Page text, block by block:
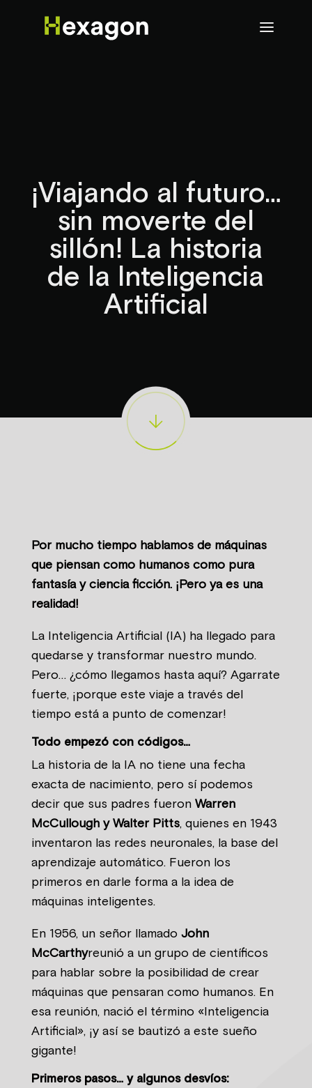
¡Viajando al futuro…
sin moverte del
sillón! La historia
de la Inteligencia
Artificial
Por mucho tiempo hablamos de máquinas
que piensan como humanos como pura
fantasía y ciencia ficción. ¡Pero ya es una
realidad!
La Inteligencia Artificial (IA) ha llegado para
quedarse y transformar nuestro mundo.
Pero… ¿cómo llegamos hasta aquí? Agarrate
fuerte, ¡porque este viaje a través del
tiempo está a punto de comenzar!
Todo empezó con códigos…
La historia de la IA no tiene una fecha
exacta de nacimiento, pero sí podemos
decir que sus padres fueron Warren
McCullough y Walter Pitts, quienes en 1943
inventaron las redes neuronales, la base del
aprendizaje automático. Fueron los
primeros en darle forma a la idea de
máquinas inteligentes.
En 1956, un señor llamado John
McCarthyreunió a un grupo de científicos
para hablar sobre la posibilidad de crear
máquinas que pensaran como humanos. En
esa reunión, nació el término «Inteligencia
Artificial», ¡y así se bautizó a este sueño
gigante!
Primeros pasos… y algunos desvíos: